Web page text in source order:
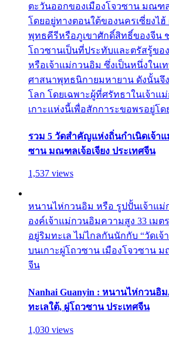
ตะวันออกของเมืองโจวซาน มณฑล
โดยอยู่ทางตอนใต้ของนครเซี่ยงไฮ้
พุทธคีรีหรือภูเขาศักดิ์สิทธิ์ของจีน
โถวซานเป็นที่ประทับและตรัสรู้ขอ
หรือเจ้าแม่กวนอิม ซึ่งเป็นหนึ่งใน
ศาสนาพุทธนิกายมหายาน ดังนั้นจึ
โลก โดยเฉพาะผู้ที่ศรัทธาในเจ้าแ
เกาะแห่งนี้เพื่อสักการะขอพรอยู่โ
รวม 5 วัดสำคัญแห่งถิ่นกำเนิดเจ้า
ซาน มณฑลเจ้อเจียง ประเทศจีน
1,537 views
หนานไห่กวนอิม หรือ รูปปั้นเจ้าแม่
องค์เจ้าแม่กวนอิมความสูง 33 เม
อยู่ริมทะเล ไม่ไกลกันนักกับ “วัดเ
บนเกาะผู่โถวซาน เมืองโจวซาน ม
จีน
Nanhai Guanyin : หนานไห่กวนอิ
ทะเลใต้, ผู่โถวซาน ประเทศจีน
1,030 views